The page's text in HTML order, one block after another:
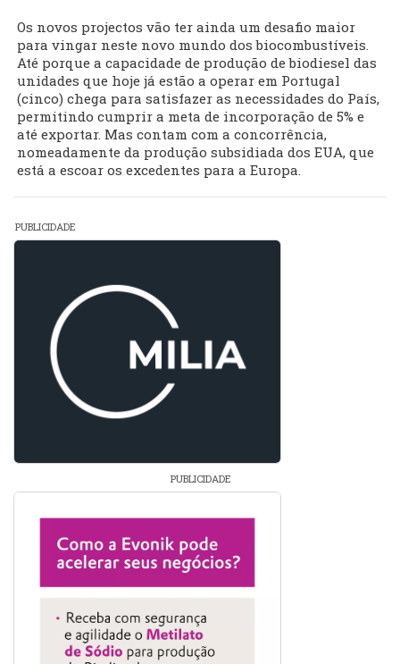
Os novos projectos vão ter ainda um desafio maior
para vingar neste novo mundo dos biocombustíveis.
Até porque a capacidade de produção de biodiesel das
unidades que hoje já estão a operar em Portugal
(cinco) chega para satisfazer as necessidades do País,
permitindo cumprir a meta de incorporação de 5% e
até exportar. Mas contam com a concorrência,
nomeadamente da produção subsidiada dos EUA, que
está a escoar os excedentes para a Europa.
PUBLICIDADE
PUBLICIDADE